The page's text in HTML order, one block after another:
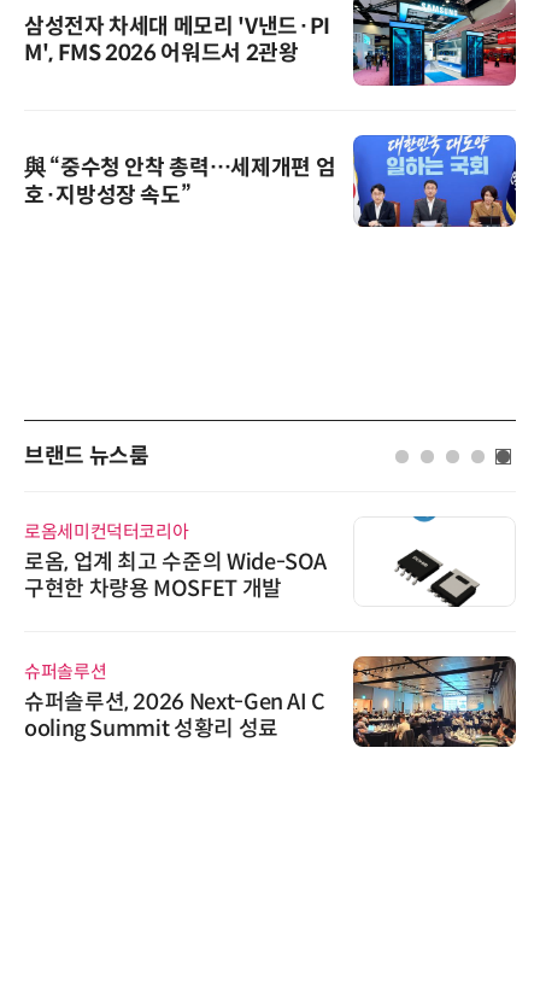
삼성전자 차세대 메모리 'V낸드·PI
M', FMS 2026 어워드서 2관왕
與 “중수청 안착 총력…세제개편 엄
호·지방성장 속도”
브랜드 뉴스룸
로옴세미컨덕터코리아
로옴, 업계 최고 수준의 Wide-SOA
구현한 차량용 MOSFET 개발
슈퍼솔루션
슈퍼솔루션, 2026 Next-Gen AI C
ooling Summit 성황리 성료